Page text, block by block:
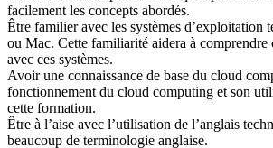
facilement les concepts abordés.
Être familier avec les systèmes
ou Mac. Cette familiarité aidera à
avec ces systèmes.
Avoir une connaissance de base du cloud
fonctionnement du cloud computing et son
cette formation.
Être à l’aise avec l’utilisation de l’anglais
beaucoup de terminologie anglaise.